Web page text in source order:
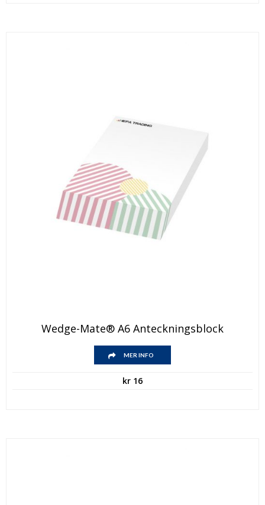
Wedge-Mate® A6 Anteckningsblock
MER INFO
kr 16